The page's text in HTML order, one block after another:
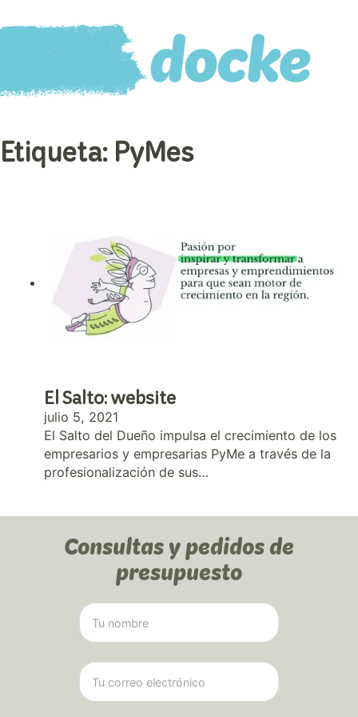
Etiqueta: PyMes
El Salto: website
julio 5, 2021
El Salto del Dueño impulsa el crecimiento de los
empresarios y empresarias PyMe a través de la
profesionalización de sus…
Consultas y pedidos de
presupuesto